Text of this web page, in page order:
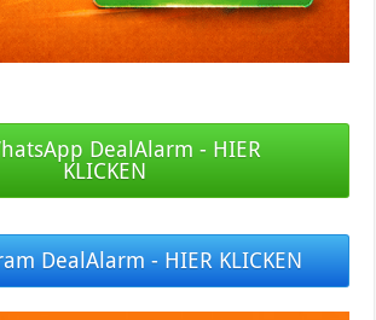
DealAlarm - HIER
KLICKEN
DealAlarm - HIER KLICKEN